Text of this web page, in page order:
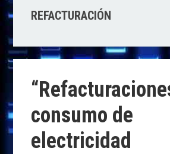
REFACTURACIÓN
consumo de
electricidad